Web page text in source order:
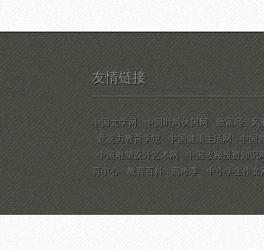
友情链接
中国文学网 中国时尚休闲网 致富经 风
意志力教育学院
中国健康生活网 中国
中国雕塑设计艺术网
中国收藏投资知识
育中心
教育百科 高考季 中小学生作文